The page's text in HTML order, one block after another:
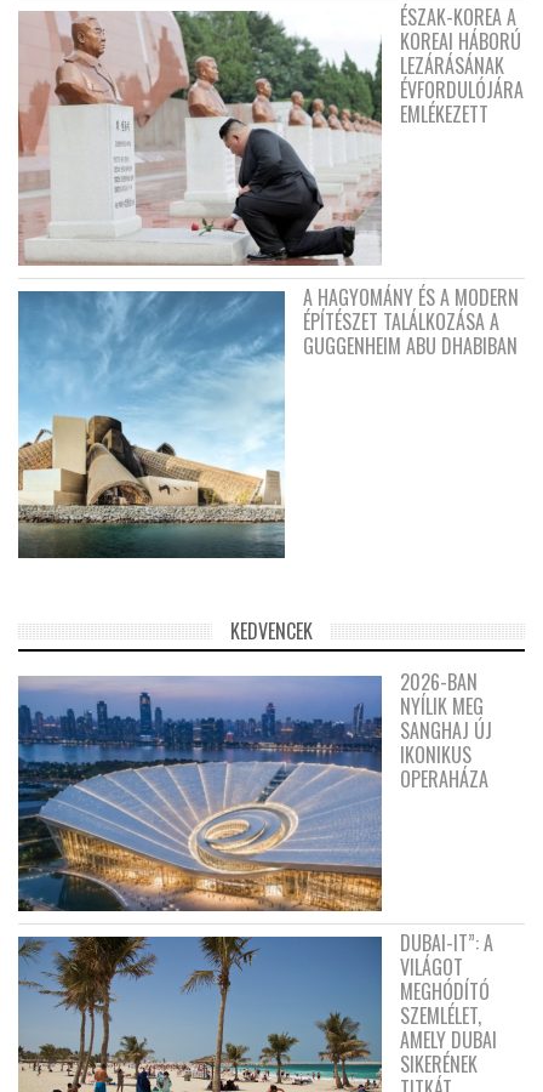
ÉSZAK-KOREA A
KOREAI HÁBORÚ
LEZÁRÁSÁNAK
ÉVFORDULÓJÁRA
EMLÉKEZETT
A HAGYOMÁNY ÉS A MODERN
ÉPÍTÉSZET TALÁLKOZÁSA A
GUGGENHEIM ABU DHABIBAN
KEDVENCEK
2026-BAN
NYÍLIK MEG
SANGHAJ ÚJ
IKONIKUS
OPERAHÁZA
DUBAI-IT”: A
VILÁGOT
MEGHÓDÍTÓ
SZEMLÉLET,
AMELY DUBAI
SIKERÉNEK